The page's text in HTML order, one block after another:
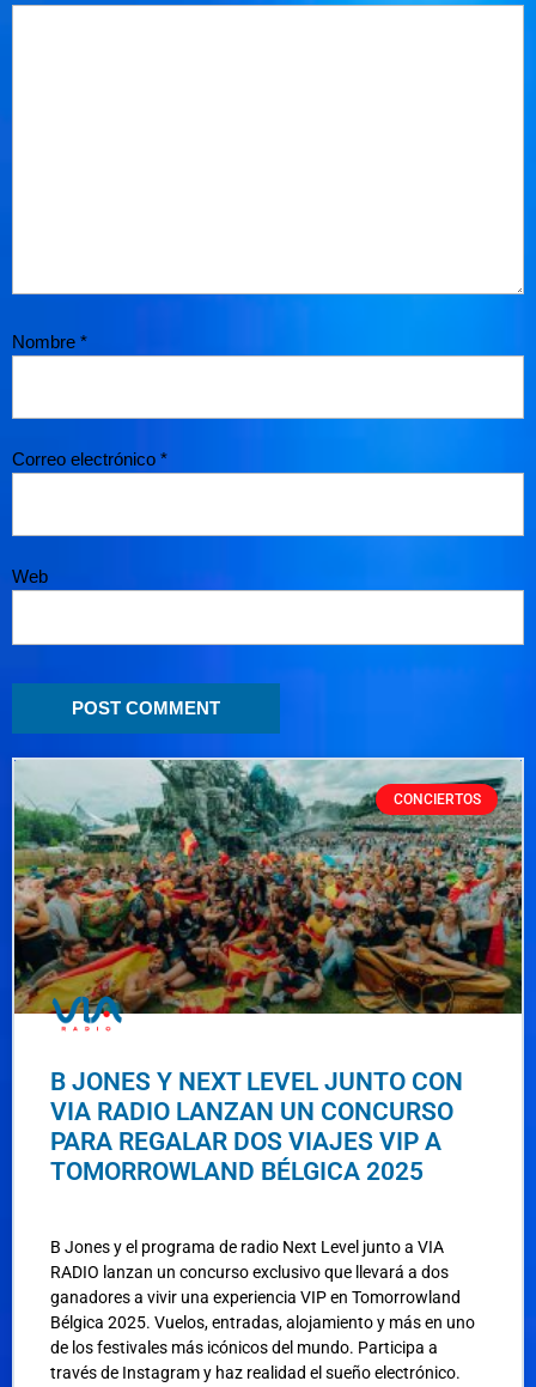
Nombre *
Correo electrónico *
Web
CONCIERTOS
B JONES Y NEXT LEVEL JUNTO CON
VIA RADIO LANZAN UN CONCURSO
PARA REGALAR DOS VIAJES VIP A
TOMORROWLAND BÉLGICA 2025
B Jones y el programa de radio Next Level junto a VIA
RADIO lanzan un concurso exclusivo que llevará a dos
ganadores a vivir una experiencia VIP en Tomorrowland
Bélgica 2025. Vuelos, entradas, alojamiento y más en uno
de los festivales más icónicos del mundo. Participa a
través de Instagram y haz realidad el sueño electrónico.